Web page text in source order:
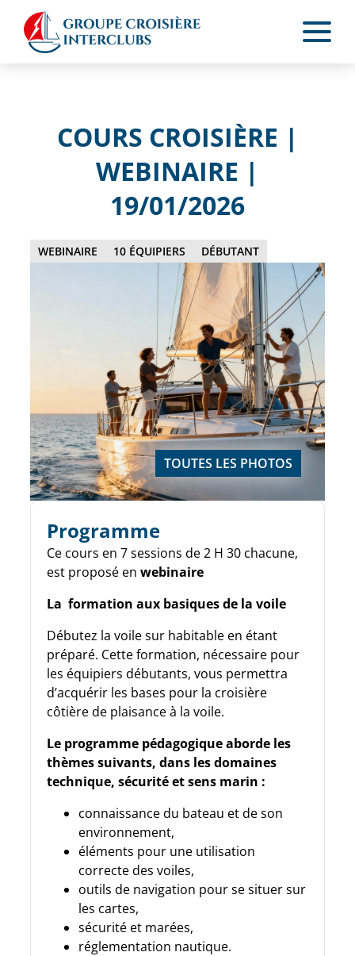
COURS CROISIÈRE |
WEBINAIRE |
19/01/2026
WEBINAIRE 10 ÉQUIPIERS DÉBUTANT
TOUTES LES PHOTOS
Programme
Ce cours en 7 sessions de 2 H 30 chacune,
est proposé en webinaire
La formation aux basiques de la voile
Débutez la voile sur habitable en étant
préparé. Cette formation, nécessaire pour
les équipiers débutants, vous permettra
d’acquérir les bases pour la croisière
côtière de plaisance à la voile.
Le programme pédagogique aborde les
thèmes suivants, dans les domaines
technique, sécurité et sens marin :
connaissance du bateau et de son
environnement,
éléments pour une utilisation
correcte des voiles,
outils de navigation pour se situer sur
les cartes,
sécurité et marées,
réglementation nautique.